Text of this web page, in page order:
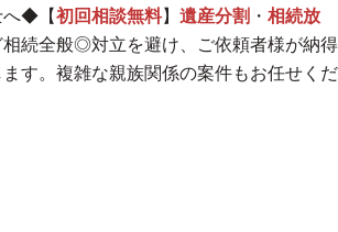
へ◆【初回相談無料】 遺産分割 ・ 相続放
相続全般◎対立を避け、ご依頼者様が納得
す。複雑な親族関係の案件もお任せくだ